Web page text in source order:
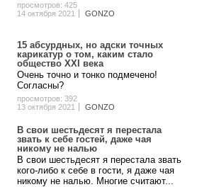
просмотров: 425
14 октября 2021
GONZO
15 абсурдных, но адски точных
карикатур о том, каким стало
общество XXI века
Очень точно и тонко подмечено!
Согласны?
просмотров: 392
13 октября 2021
GONZO
В свои шестьдесят я перестала
звать к себе гостей, даже чая
никому не налью
В свои шестьдесят я перестала звать
кого-либо к себе в гости, я даже чая
никому не налью. Многие считают...